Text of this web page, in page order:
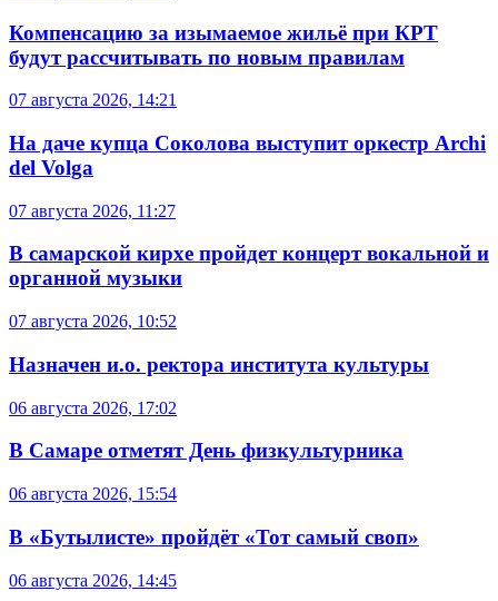
Компенсацию за изымаемое жильё при КРТ
будут рассчитывать по новым правилам
07 августа 2026, 14:21
На даче купца Соколова выступит оркестр Archi
del Volga
07 августа 2026, 11:27
В самарской кирхе пройдет концерт вокальной и
органной музыки
07 августа 2026, 10:52
Назначен и.о. ректора института культуры
06 августа 2026, 17:02
В Самаре отметят День физкультурника
06 августа 2026, 15:54
В «Бутылисте» пройдёт «Тот самый своп»
06 августа 2026, 14:45